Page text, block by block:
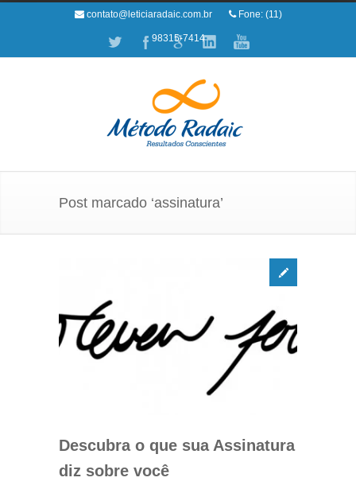
contato@leticiaradaic.com.br Fone: (11)
98315-7414
Post marcado ‘assinatura’
Descubra o que sua Assinatura
diz sobre você